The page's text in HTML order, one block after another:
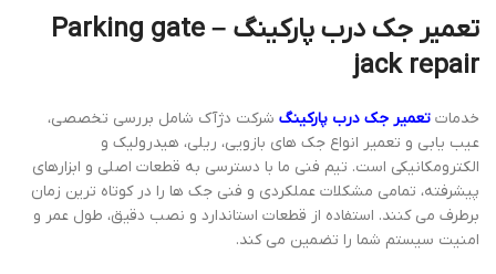
تعمیر جک درب پارکینگ – Parking gate
jack repair
خدمات تعمیر جک درب پارکینگ شرکت دژآک شامل بررسی تخصصی،
عیب یابی و تعمیر انواع جک های بازویی، ریلی، هیدرولیک و
الکترومکانیکی است. تیم فنی ما با دسترسی به قطعات اصلی و ابزارهای
پیشرفته، تمامی مشکلات عملکردی و فنی جک ها را در کوتاه ترین زمان
برطرف می کنند. استفاده از قطعات استاندارد و نصب دقیق، طول عمر و
امنیت سیستم شما را تضمین می کند.